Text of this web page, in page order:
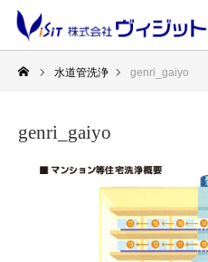
水道管洗浄 genri_gaiyo
genri_gaiyo